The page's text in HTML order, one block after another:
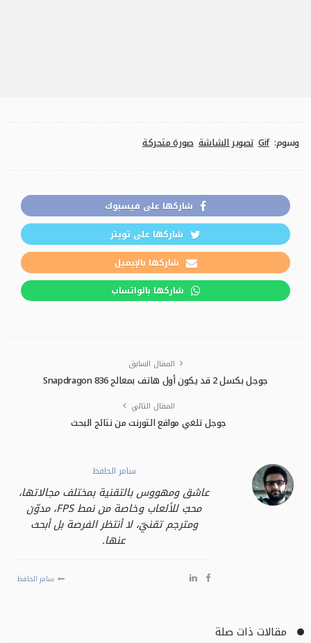
وسوم: Gif تصوير الشاشة صورة متحركة
شاركها على فيسبوك
شاركها على تويتر
شاركها بالإيميل
شاركها بالواتساب
المقال السابق
جوجل بكسل 2 قد يكون أول هاتف بمعالج Snapdragon 836
المقال التالي
جوجل تلغي مواقع التورنت من نتائج البحث
سامر الحافظ
عاشق ومهووس بالتقنية بمختلف مجالاتها،
محبّ للألعاب وخاصة من نمط FPS، مدوّن
ومترجم تقنيّ، لا أنتظر الفرصة بل أبحث
عنها.
سامر الحافظ
مقالات ذات صلة